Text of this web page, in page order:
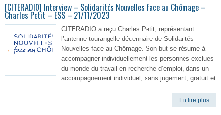
[CITERADIO] Interview – Solidarités Nouvelles face au Chômage –
Charles Petit – ESS – 21/11/2023
CITERADIO a reçu Charles Petit, représentant
l’antenne tourangelle décennaire de Solidarités
Nouvelles face au Chômage. Son but se résume à
accompagner individuellement les personnes exclues
du monde du travail en recherche d’emploi, dans un
accompagnement individuel, sans jugement, gratuit et
En lire plus